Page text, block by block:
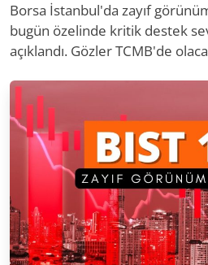
Borsa İstanbul'da zayıf
bugün özelinde kritik destek
açıklandı. Gözler TCMB'de